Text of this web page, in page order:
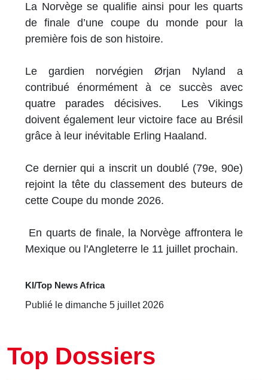
La Norvège se qualifie ainsi pour les quarts
de finale d’une coupe du monde pour la
première fois de son histoire.
Le gardien norvégien Ørjan Nyland a
contribué énormément à ce succès avec
quatre parades décisives. Les Vikings
doivent également leur victoire face au Brésil
grâce à leur inévitable Erling Haaland.
Ce dernier qui a inscrit un doublé (79e, 90e)
rejoint la tête du classement des buteurs de
cette Coupe du monde 2026.
En quarts de finale, la Norvège affrontera le
Mexique ou l'Angleterre le 11 juillet prochain.
KI/Top News Africa
Publié le dimanche 5 juillet 2026
Top Dossiers